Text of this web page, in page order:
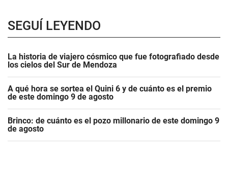
SEGUÍ LEYENDO
La historia de viajero cósmico que fue fotografiado desde
los cielos del Sur de Mendoza
A qué hora se sortea el Quini 6 y de cuánto es el premio
de este domingo 9 de agosto
Brinco: de cuánto es el pozo millonario de este domingo 9
de agosto